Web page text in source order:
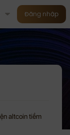
Đăng nhập
altcoin tiềm